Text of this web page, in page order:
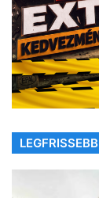
LEGFRISSEBB